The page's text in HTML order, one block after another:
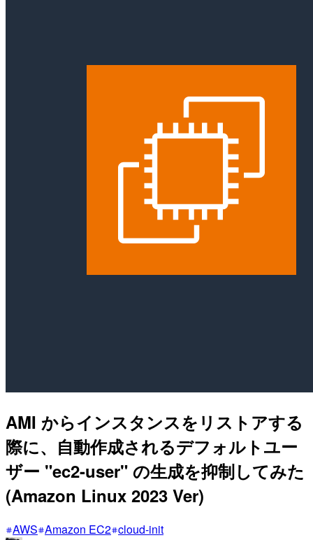
AMI からインスタンスをリストアする
際に、自動作成されるデフォルトユー
ザー "ec2-user" の生成を抑制してみた
(Amazon Linux 2023 Ver)
AWS Amazon EC2 cloud-init